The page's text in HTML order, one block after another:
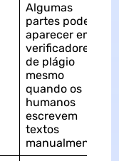
Algumas
partes podem
aparecer em
verificadores
de plágio
mesmo
quando os
humanos
escrevem
textos
manualmente.